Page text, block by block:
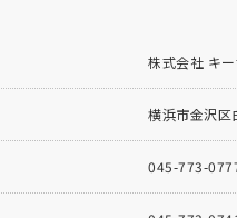
株式会社 キ
横浜市金沢区
045-773-